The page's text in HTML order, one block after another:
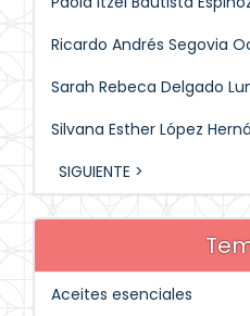
Ricardo Andrés Segovia
Sarah Rebeca Delgado
Silvana Esther López
SIGUIENTE >
Aceites esenciales